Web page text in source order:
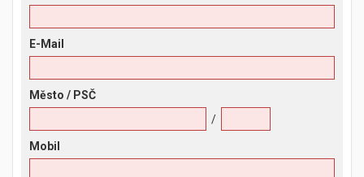
E-Mail
Město / PSČ
/
Mobil